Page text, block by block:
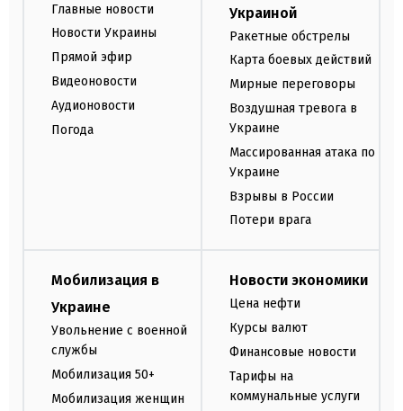
Главные новости
Новости Украины
Прямой эфир
Видеоновости
Аудионовости
Погода
Украиной
Ракетные обстрелы
Карта боевых действий
Мирные переговоры
Воздушная тревога в
Украине
Массированная атака по
Украине
Взрывы в России
Потери врага
Мобилизация в
Украине
Увольнение с военной
службы
Мобилизация 50+
Мобилизация женщин
Новости экономики
Цена нефти
Курсы валют
Финансовые новости
Тарифы на
коммунальные услуги